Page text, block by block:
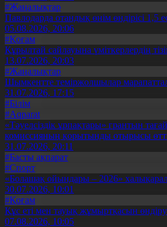
#Жаңалықтар
Павлодарда отандық өнім өндірісі 1,5
05.08.2026, 20:06
#Қоғам
Құрылтай сайлауына үміткерлердің
13.07.2026, 20:03
#Жаңалықтар
Шымкентте теміржолшылар
31.07.2026, 17:15
#Білім
#Aqparat
«Тәуелсіздік ұрпақтары» грантын
комиссияның қорытынды отырысы
31.07.2026, 20:11
#Басты ақпарат
#Спорт
«Болашақ ойындары – 2026»
30.07.2026, 10:01
#Қоғам
Құс еті мен тауық жұмыртқасын
07.08.2026, 10:05